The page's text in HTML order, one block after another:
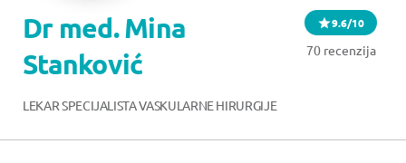
Dr med. Mina
Stanković
9.6/10
70 recenzija
LEKAR SPECIJALISTA VASKULARNE HIRURGIJE